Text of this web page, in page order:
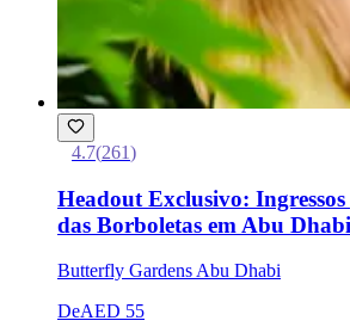
4.7(261)
Headout Exclusivo:
das Borboletas em Abu Dhabi
Butterfly Gardens Abu Dhabi
DeAED 55